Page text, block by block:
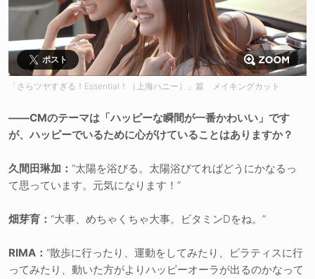
ポスト
「さらツヤすぎる！Essential！（上海ハニー）」篇 メイキングカット
――CMのテーマは「ハッピーな瞬間が一番かわいい」です
が、ハッピーでいるために心がけていることはありますか？
久間田琳加： “太陽を浴びる。太陽浴びてればどうにかなるっ
て思っています。元気になります！”
畑芽育： “大事、めちゃくちゃ大事。ビタミンDをね。”
RIMA： “散歩に行ったり、運動をしてみたり、ピラティスに行
ってみたり、動いた方がよりハッピーオーラが出るのかなって